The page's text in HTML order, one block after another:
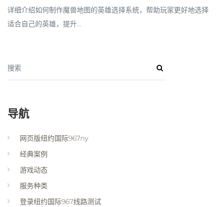
详细介绍如何制作魔兽地图的英雄选择系统，帮助玩家更好地选择
适合自己的英雄，提升...
搜索
导航
网页版纽约国际967ny
经典案例
游戏动态
服务种类
登录纽约国际967线路测试